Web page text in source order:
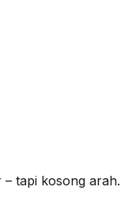
– tapi kosong arah.